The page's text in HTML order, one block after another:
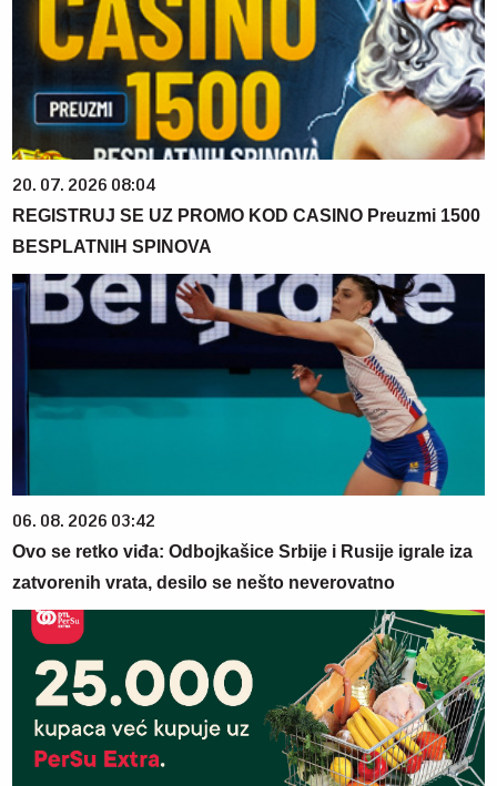
20. 07. 2026 08:04
REGISTRUJ SE UZ PROMO KOD CASINO Preuzmi 1500
BESPLATNIH SPINOVA
06. 08. 2026 03:42
Ovo se retko viđa: Odbojkašice Srbije i Rusije igrale iza
zatvorenih vrata, desilo se nešto neverovatno